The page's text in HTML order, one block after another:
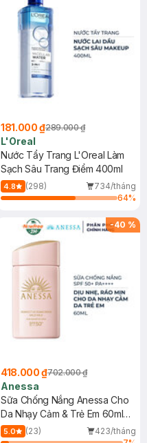
181.000 ₫289.000 ₫
L'Oreal
Nước Tẩy Trang L'Oreal Làm
Sạch Sâu Trang Điểm 400ml
4.8 (298)
734/tháng
64%
-40 %
418.000 ₫702.000 ₫
Anessa
Sữa Chống Nắng Anessa Cho
Da Nhạy Cảm & Trẻ Em 60ml
(Mới)
5.0 (23)
423/tháng